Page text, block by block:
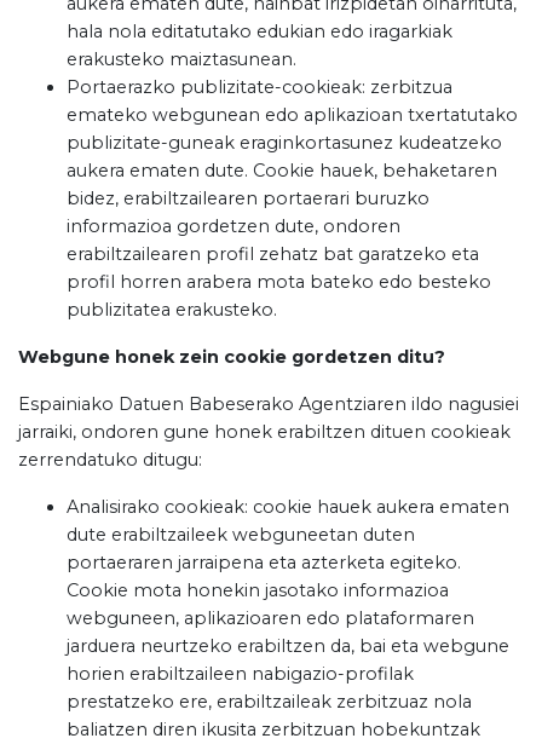
hala nola editatutako edukian edo iragarkiak
erakusteko maiztasunean.
Portaerazko publizitate-cookieak: zerbitzua
emateko webgunean edo aplikazioan txertatutako
publizitate-guneak eraginkortasunez kudeatzeko
aukera ematen dute. Cookie hauek, behaketaren
bidez, erabiltzailearen portaerari buruzko
informazioa gordetzen dute, ondoren
erabiltzailearen profil zehatz bat garatzeko eta
profil horren arabera mota bateko edo besteko
publizitatea erakusteko.
Webgune honek zein cookie gordetzen ditu?
Espainiako Datuen Babeserako Agentziaren ildo nagusiei
jarraiki, ondoren gune honek erabiltzen dituen cookieak
zerrendatuko ditugu:
Analisirako cookieak: cookie hauek aukera ematen
dute erabiltzaileek webguneetan duten
portaeraren jarraipena eta azterketa egiteko.
Cookie mota honekin jasotako informazioa
webguneen, aplikazioaren edo plataformaren
jarduera neurtzeko erabiltzen da, bai eta webgune
horien erabiltzaileen nabigazio-profilak
prestatzeko ere, erabiltzaileak zerbitzuaz nola
baliatzen diren ikusita zerbitzuan hobekuntzak